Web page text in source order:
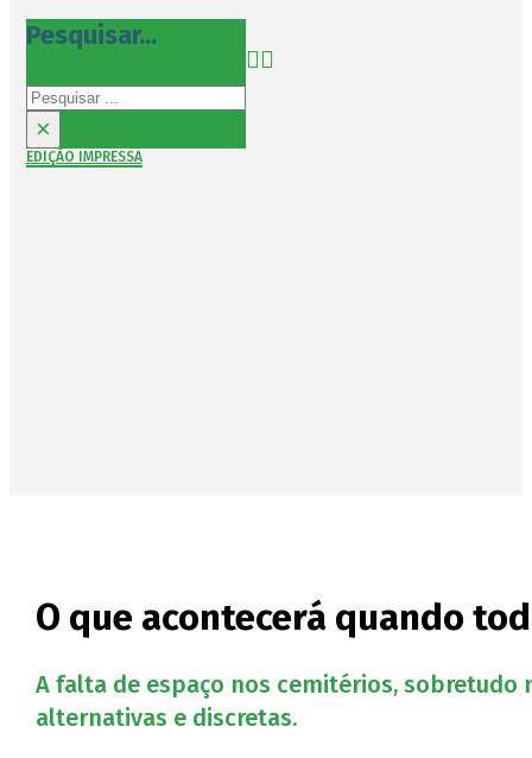
Pesquisar...
Pesquisar
×
EDIÇÃO IMPRESSA
O que acontecerá quando
A falta de espaço nos cemitérios, sobretudo
alternativas e discretas.